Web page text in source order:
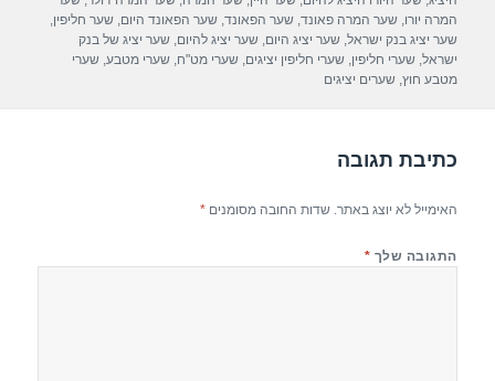
b
o
o
המרה יורו,שער המרה פאונד,שער הפאונד,שער הפאונד היום,שער חליפין,
שער יציג בנק ישראל,שער יציג היום,שער יציג להיום,שער יציג של בנק
ישראל,שערי חליפין,שערי חליפין יציגים,שערי מט"ח,שערי מטבע,שערי
מטבע חוץ,שערים יציגים
כתיבת תגובה
האימייל לא יוצג באתר. שדות החובה מסומנים*
התגובה שלך *